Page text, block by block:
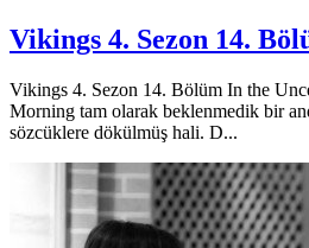
Vikings 4. Sezon 14.
Vikings 4. Sezon 14. Bölüm In the
Morning tam olarak beklenmedik bir
sözcüklere dökülmüş hali. D...